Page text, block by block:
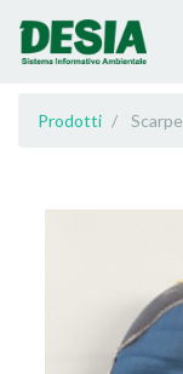
Prodotti Scarpe